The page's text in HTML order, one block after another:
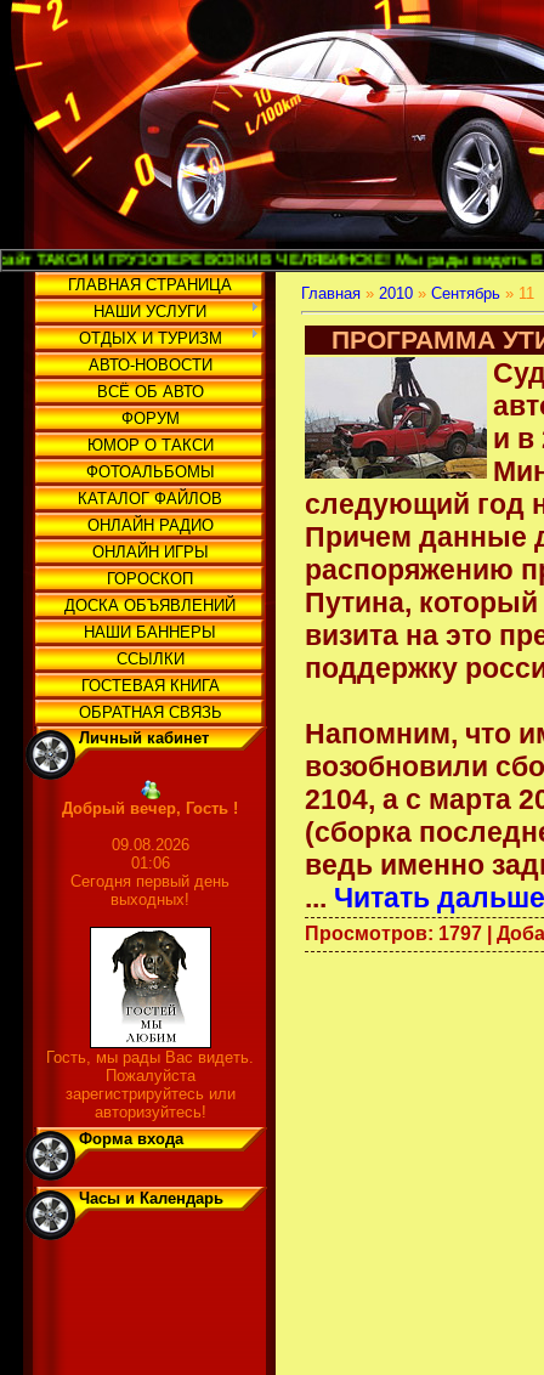
И ГРУЗОПЕРЕВОЗКИ В ЧЕЛЯБИНСКЕ! Мы рады видеть Вас и
ГЛАВНАЯ СТРАНИЦА
НАШИ УСЛУГИ
ОТДЫХ И ТУРИЗМ
АВТО-НОВОСТИ
ВСЁ ОБ АВТО
ФОРУМ
ЮМОР О ТАКСИ
ФОТОАЛЬБОМЫ
КАТАЛОГ ФАЙЛОВ
ОНЛАЙН РАДИО
ОНЛАЙН ИГРЫ
ГОРОСКОП
ДОСКА ОБЪЯВЛЕНИЙ
НАШИ БАННЕРЫ
ССЫЛКИ
ГОСТЕВАЯ КНИГА
ОБРАТНАЯ СВЯЗЬ
Личный кабинет
Добрый вечер, Гость !
09.08.2026
01:06
Сегодня первый день
выходных!
Гость, мы рады Вас видеть.
Пожалуйста
зарегистрируйтесь или
авторизуйтесь!
Форма входа
Часы и Календарь
Главная » 2010 » Сентябрь » 11
ПРОГРАММА
и в
следующий год
Причем данные
распоряжению
Путина,
визита на это
поддержку
Напомним, что
возобновили
2104, а с марта
(сборка
ведь именно
... Читать
Просмотров: 1797 |